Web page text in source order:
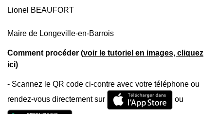
Lionel BEAUFORT
Maire de Longeville-en-Barrois
Comment procéder (voir le tutoriel en images, cliquez
ici)
- Scannez le QR code ci-contre avec votre téléphone ou
rendez-vous directement sur
ou